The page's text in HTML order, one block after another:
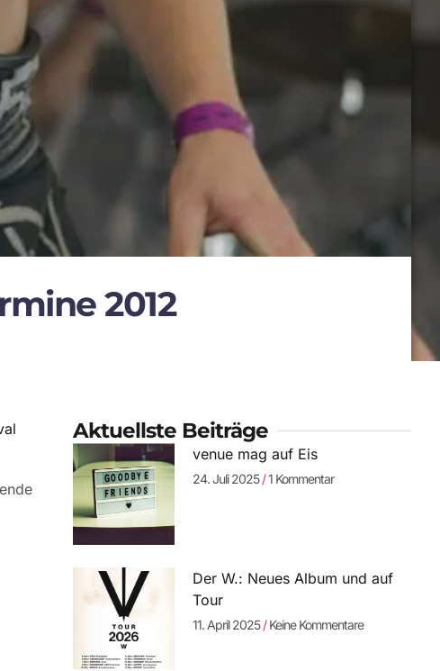
2012
Aktuellste Beiträge
venue mag auf Eis
24. Juli 2025 1 Kommentar
Der W.: Neues Album und auf
Tour
11. April 2025 Keine Kommentare